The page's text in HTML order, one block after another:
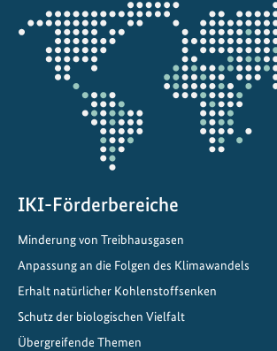
j
e
k
t
e
i
a
Öffnet
die
Projektkarte
IKI-Förderbereiche
Minderung von Treibhausgasen
Anpassung an die Folgen des Klimawandels
Erhalt natürlicher Kohlenstoffsenken
Schutz der biologischen Vielfalt
Übergreifende Themen